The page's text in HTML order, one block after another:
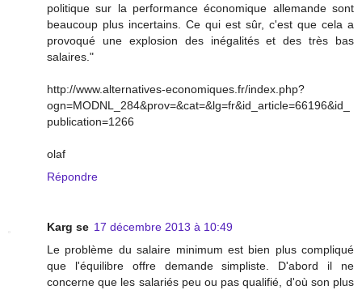
politique sur la performance économique allemande sont
beaucoup plus incertains. Ce qui est sûr, c'est que cela a
provoqué une explosion des inégalités et des très bas
salaires."
http://www.alternatives-economiques.fr/index.php?
ogn=MODNL_284&prov=&cat=&lg=fr&id_article=66196&id_
publication=1266
olaf
Répondre
Karg se 17 décembre 2013 à 10:49
Le problème du salaire minimum est bien plus compliqué
que l'équilibre offre demande simpliste. D'abord il ne
concerne que les salariés peu ou pas qualifié, d'où son plus